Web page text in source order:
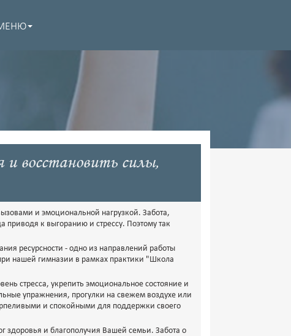
восстановить силы,
и эмоциональной нагрузкой. Забота,
приводя к выгоранию и стрессу. Поэтому так
ресурсности - одно из направлений работы
нашей гимназии в рамках практики "Школа
стресса, укрепить эмоциональное состояние и
упражнения, прогулки на свежем воздухе или
и спокойными для поддержки своего
и благополучия Вашей семьи. Забота о